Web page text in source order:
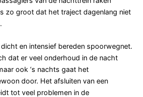
zo groot dat het traject dagenlang niet
en intensief bereden spoorwegnet.
dat er veel onderhoud in de nacht
ook ‘s nachts gaat het
door. Het afsluiten van een
tot veel problemen in de